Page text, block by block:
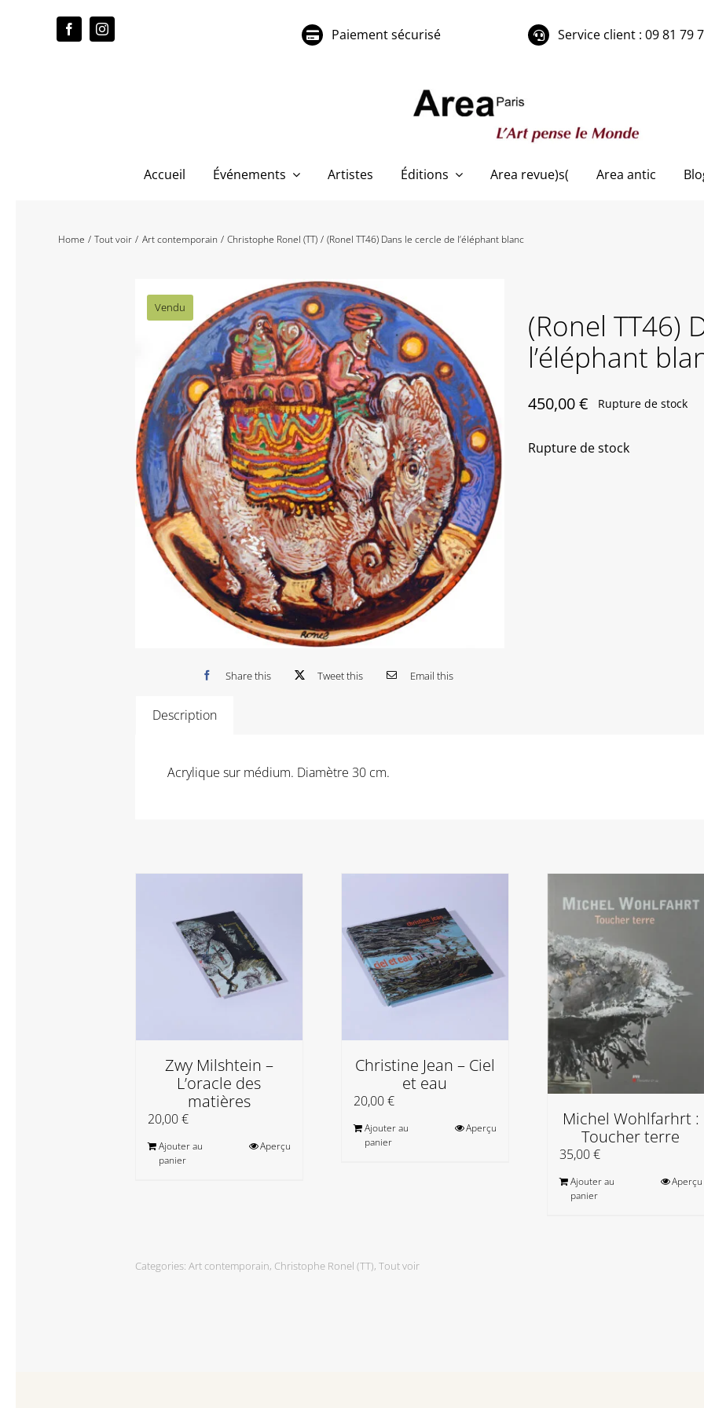
Paiement sécurisé Service client : 09 81 79
Accueil Événements Artistes Éditions Area revue)s( Area antic
Home Tout voir Art contemporain Christophe Ronel (TT) (Ronel TT46) Dans le cercle de l’éléphant blanc
Vendu
Share this Tweet this Email this
(Ronel TT46)
l’éléphant
450,00€ Rupture de stock
Rupture de stock
Description
Acrylique sur médium. Diamètre 30 cm.
Zwy Milshtein –
L’oracle des
matières
20,00€
Ajouter au
panier
Aperçu
Christine Jean – Ciel
et eau
20,00€
Ajouter au
panier
Aperçu
Michel Wohlfarhrt :
Toucher terre
35,00€
Ajouter au
panier
Aperçu
Categories: Art contemporain, Christophe Ronel (TT), Tout voir